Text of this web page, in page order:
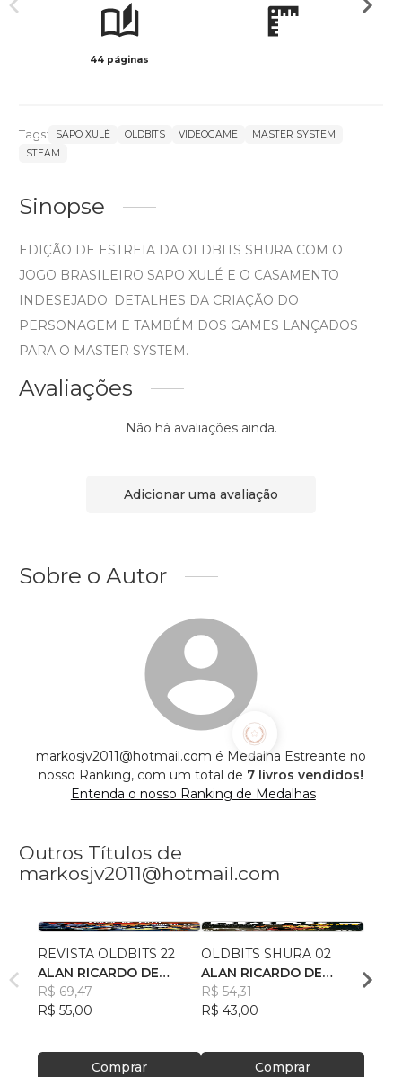
44 páginas
Tags: SAPO XULÉ OLDBITS VIDEOGAME
MASTER SYSTEM
STEAM
Sinopse
EDIÇÃO DE ESTREIA DA OLDBITS SHURA COM O
JOGO BRASILEIRO SAPO XULÉ E O CASAMENTO
INDESEJADO. DETALHES DA CRIAÇÃO DO
PERSONAGEM E TAMBÉM DOS GAMES LANÇADOS
PARA O MASTER SYSTEM.
Avaliações
Não há avaliações ainda.
Adicionar uma avaliação
Sobre o Autor
markosjv2011@hotmail.com é Medalha Estreante no
nosso Ranking, com um total de 7 livros vendidos!
Entenda o nosso Ranking de Medalhas
Outros Títulos de
markosjv2011@hotmail.com
REVISTA OLDBITS 22
ALAN RICARDO DE
OLIVEIRA
R$ 69,47
R$ 55,00
Comprar
OLDBITS SHURA 02
ALAN RICARDO DE
OLIVEIRA
R$ 54,31
R$ 43,00
Comprar
Alan
R$